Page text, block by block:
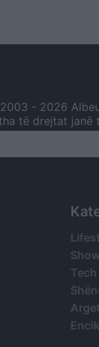
- 2026
të drejtat janë
Tech